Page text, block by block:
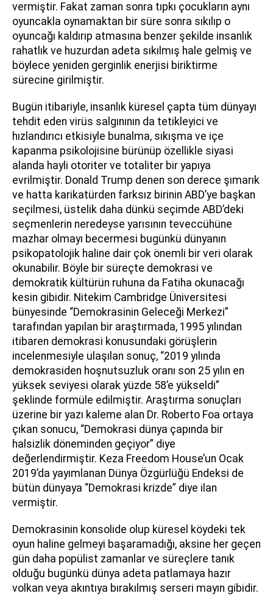
vermiştir. Fakat zaman sonra tıpkı çocukların aynı
oyuncakla oynamaktan bir süre sonra sıkılıp o
oyuncağı kaldırıp atmasına benzer şekilde insanlık
rahatlık ve huzurdan adeta sıkılmış hale gelmiş ve
böylece yeniden gerginlik enerjisi biriktirme
sürecine girilmiştir.
Bugün itibariyle, insanlık küresel çapta tüm dünyayı
tehdit eden virüs salgınının da tetikleyici ve
hızlandırıcı etkisiyle bunalma, sıkışma ve içe
kapanma psikolojisine bürünüp özellikle siyasi
alanda hayli otoriter ve totaliter bir yapıya
evrilmiştir. Donald Trump denen son derece şımarık
ve hatta karikatürden farksız birinin ABD’ye başkan
seçilmesi, üstelik daha dünkü seçimde ABD’deki
seçmenlerin neredeyse yarısının teveccühüne
mazhar olmayı becermesi bugünkü dünyanın
psikopatolojik haline dair çok önemli bir veri olarak
okunabilir. Böyle bir süreçte demokrasi ve
demokratik kültürün ruhuna da Fatiha okunacağı
kesin gibidir. Nitekim Cambridge Üniversitesi
bünyesinde “Demokrasinin Geleceği Merkezi”
tarafından yapılan bir araştırmada, 1995 yılından
itibaren demokrasi konusundaki görüşlerin
incelenmesiyle ulaşılan sonuç, “2019 yılında
demokrasiden hoşnutsuzluk oranı son 25 yılın en
yüksek seviyesi olarak yüzde 58’e yükseldi”
şeklinde formüle edilmiştir. Araştırma sonuçları
üzerine bir yazı kaleme alan Dr. Roberto Foa ortaya
çıkan sonucu, “Demokrasi dünya çapında bir
halsizlik döneminden geçiyor” diye
değerlendirmiştir. Keza Freedom House’un Ocak
2019’da yayımlanan Dünya Özgürlüğü Endeksi de
bütün dünyaya “Demokrasi krizde” diye ilan
vermiştir.
Demokrasinin konsolide olup küresel köydeki tek
oyun haline gelmeyi başaramadığı, aksine her geçen
gün daha popülist zamanlar ve süreçlere tanık
olduğu bugünkü dünya adeta patlamaya hazır
volkan veya akıntıya bırakılmış serseri mayın gibidir.